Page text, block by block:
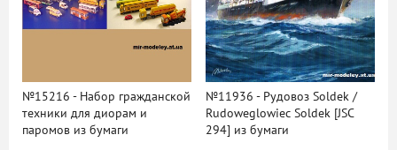
№15216 - Набор гражданской
техники для диорам и
паромов из бумаги
№11936 - Рудовоз Soldek /
Rudoweglowiec Soldek [JSC
294] из бумаги